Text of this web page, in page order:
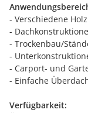
- Verschiedene
-
- Trockenbau/
-
- Carport- und
- Einfache
Verfügbarkeit: